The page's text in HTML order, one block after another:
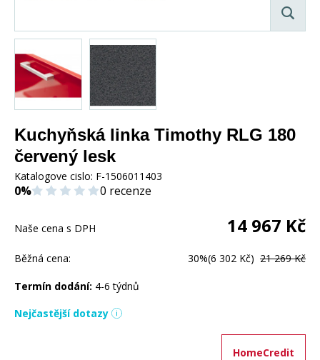
Kuchyňská linka Timothy RLG 180
červený lesk
Katalogove cislo: F-1506011403
0% 0 recenze
Naše cena s DPH 14 967 Kč
Běžná cena: 30%(6 302 Kč) 21 269 Kč
Termín dodání: 4-6 týdnů
Nejčastější dotazy
HomeCredit